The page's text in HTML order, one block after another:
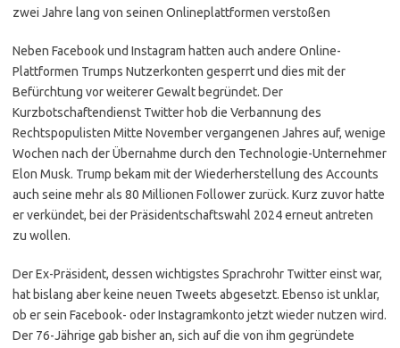
zwei Jahre lang von seinen Onlineplattformen verstoßen
Neben Facebook und Instagram hatten auch andere Online-
Plattformen Trumps Nutzerkonten gesperrt und dies mit der
Befürchtung vor weiterer Gewalt begründet. Der
Kurzbotschaftendienst Twitter hob die Verbannung des
Rechtspopulisten Mitte November vergangenen Jahres auf, wenige
Wochen nach der Übernahme durch den Technologie-Unternehmer
Elon Musk. Trump bekam mit der Wiederherstellung des Accounts
auch seine mehr als 80 Millionen Follower zurück. Kurz zuvor hatte
er verkündet, bei der Präsidentschaftswahl 2024 erneut antreten
zu wollen.
Der Ex-Präsident, dessen wichtigstes Sprachrohr Twitter einst war,
hat bislang aber keine neuen Tweets abgesetzt. Ebenso ist unklar,
ob er sein Facebook- oder Instagramkonto jetzt wieder nutzen wird.
Der 76-Jährige gab bisher an, sich auf die von ihm gegründete